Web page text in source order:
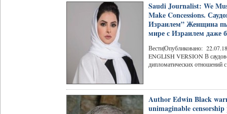
Saudi Journalist: We
Make Concessions.
Израилем” Женщина
мире с Израилем даже
Вести|Опубликовано:
ENGLISH VERSION В
дипломатических отношений
Author Edwin Black
unimaginable censorship